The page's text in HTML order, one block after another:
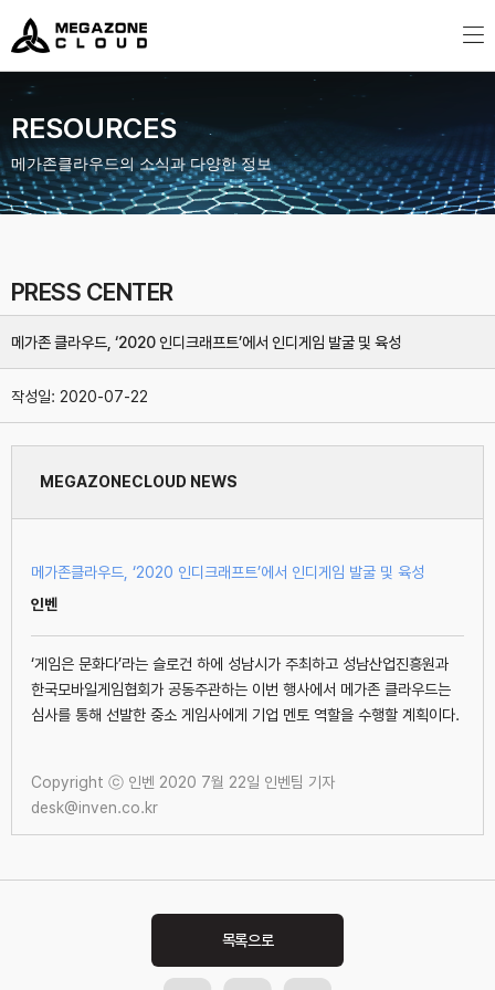
MegazoneCloud
디지털 전문 기업, 메가존클라우드
RESOURCES
메가존클라우드의 소식과 다양한 정보
PRESS CENTER
메가존 클라우드, ‘2020 인디크래프트’에서 인디게임 발굴 및 육성
작성일: 2020-07-22
MEGAZONECLOUD NEWS
메가존클라우드, ‘2020 인디크래프트’에서 인디게임 발굴 및 육성
인벤
‘게임은 문화다’라는 슬로건 하에 성남시가 주최하고 성남산업진흥원과
한국모바일게임협회가 공동주관하는 이번 행사에서 메가존 클라우드는
심사를 통해 선발한 중소 게임사에게 기업 멘토 역할을 수행할 계획이다.
Copyright ⓒ 인벤 2020 7월 22일 인벤팀 기자
desk@inven.co.kr